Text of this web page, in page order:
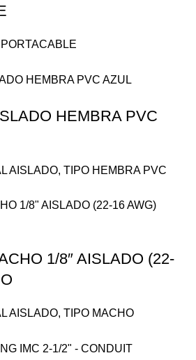
HEMBRA PVC
AISLADO, TIPO HEMBRA PVC
1/8″ AISLADO (22-
AISLADO, TIPO MACHO